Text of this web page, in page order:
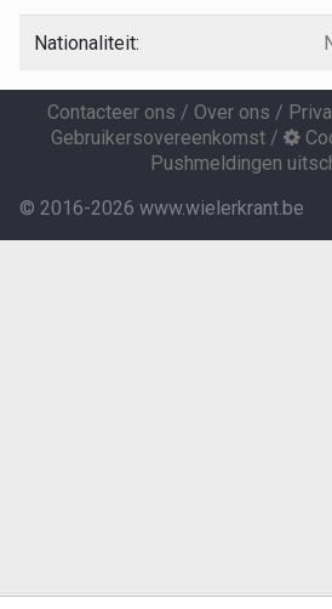
Nationaliteit:
Contacteer ons / Over ons /
Gebruikersovereenkomst/
Pushmeldingen
© 2016-2026 www.wielerkrant.be